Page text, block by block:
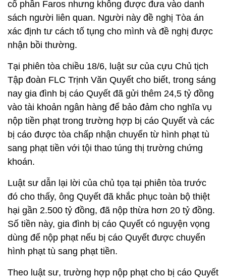
cổ phần Faros nhưng không được đưa vào danh
sách người liên quan. Người này đề nghị Tòa án
xác định tư cách tố tụng cho mình và đề nghị được
nhận bồi thường.
Tại phiên tòa chiều 18/6, luật sư của cựu Chủ tịch
Tập đoàn FLC Trịnh Văn Quyết cho biết, trong sáng
nay gia đình bị cáo Quyết đã gửi thêm 24,5 tỷ đồng
vào tài khoản ngân hàng để bảo đảm cho nghĩa vụ
nộp tiền phạt trong trường hợp bị cáo Quyết và các
bị cáo được tòa chấp nhận chuyển từ hình phạt tù
sang phạt tiền với tội thao túng thị trường chứng
khoán.
Luật sư dẫn lại lời của chủ tọa tại phiên tòa trước
đó cho thấy, ông Quyết đã khắc phục toàn bộ thiệt
hại gần 2.500 tỷ đồng, đã nộp thừa hơn 20 tỷ đồng.
Số tiền này, gia đình bị cáo Quyết có nguyện vọng
dùng để nộp phạt nếu bị cáo Quyết được chuyển
hình phạt tù sang phạt tiền.
Theo luật sư, trường hợp nộp phạt cho bị cáo Quyết